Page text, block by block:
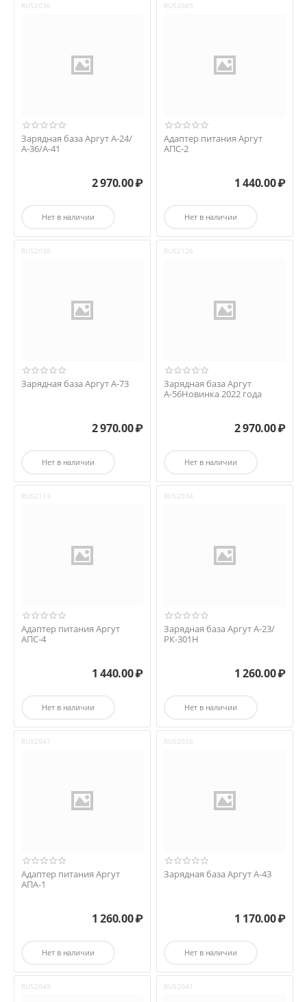
RU52036
Зарядная база Аргут А-24/
А-36/А-41
2 970.00₽
Нет в наличии
RU52045
Адаптер питания Аргут
АПС-2
1 440.00₽
Нет в наличии
RU52038
Зарядная база Аргут А-73
2 970.00₽
Нет в наличии
RU52126
Зарядная база Аргут
А-56Новинка 2022 года
2 970.00₽
Нет в наличии
RU52113
Адаптер питания Аргут
АПС-4
1 440.00₽
Нет в наличии
RU52034
Зарядная база Аргут А-23/
РК-301Н
1 260.00₽
Нет в наличии
RU52047
Адаптер питания Аргут
АПА-1
1 260.00₽
Нет в наличии
RU52035
Зарядная база Аргут А-43
1 170.00₽
Нет в наличии
RU52049 RU52041